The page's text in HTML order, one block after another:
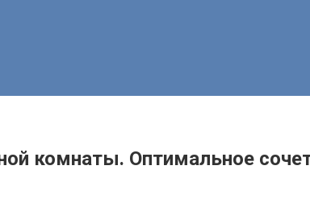
комнаты. Оптимальное